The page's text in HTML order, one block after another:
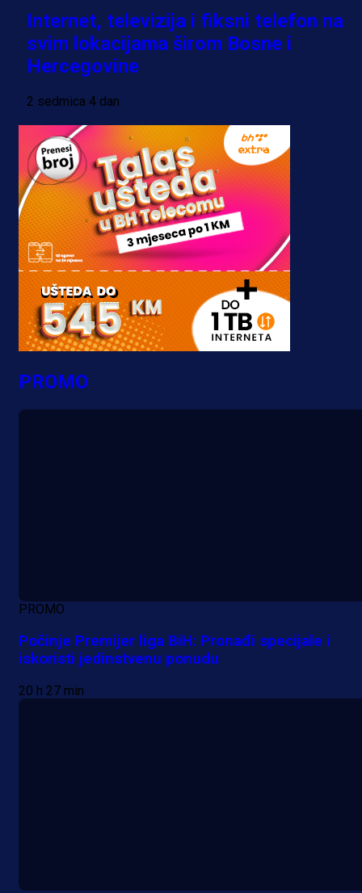
Internet, televizija i fiksni telefon na
svim lokacijama širom Bosne i
Hercegovine
2 sedmica 4 dan
PROMO
PROMO
Počinje Premijer liga BiH: Pronađi specijale i
iskoristi jedinstvenu ponudu
20 h 27 min